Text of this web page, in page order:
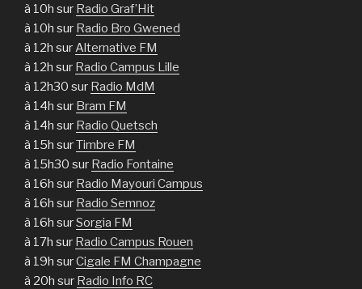
à 10h sur Radio Graf’Hit
à 10h sur Radio Bro Gwened
à 12h surAlternative FM
à 12h sur Radio Campus Lille
à 12h30 sur Radio MdM
à 14h sur Bram FM
à 14h sur Radio Quetsch
à 15h surTimbre FM
à 15h30 sur Radio Fontaine
à 16h sur Radio Mayouri Campus
à 16h sur Radio Semnoz
à 16h surSorgia FM
à 17h sur Radio Campus Rouen
à 19h surCigale FM Champagne
à 20h sur Radio Info RC